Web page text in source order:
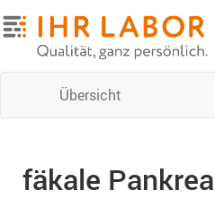
Übersicht
fäkale